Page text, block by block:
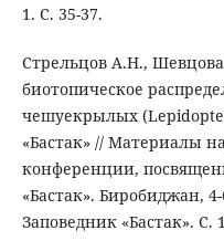
1. С. 35-37.
Стрельцов А.Н.,
биотопическое
чешуекрылых
«Бастак» // Материалы
конференции,
«Бастак». Биробиджан,
Заповедник «Бастак». С.